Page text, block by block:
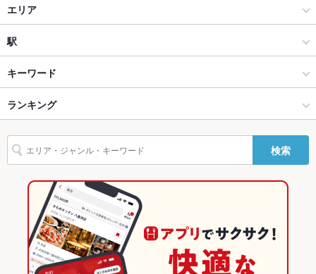
貸切
貸切可 ：8～60名様までOK！！ご要望などお気軽にお問い合わ
せください。
設備
Wi-Fi
バリアフリ
ー
駐車場
まれる際はお車でのお越しはご遠慮ください。
カラオケ設
あり
バンド演奏 可
TV・プロジ
ェクタ
あり
カラオケ・パーティ
パーティー
新宿 × カラオケ・パーティ
新宿 × パーティー
新宿駅 × カラオケ・パーティ
新宿駅 × パーティー
エリア
歌舞伎町
歌舞伎町 × カラオケ・パーティ
歌舞伎町 × パーティー
東京
東京 × カラオケ・パーティ
東京 × パーティー
駅
新宿駅
新宿西口駅
西武新宿駅
キーワード
からあげ
ランキング
東京のグルメランキング
東京のカラオケ・パーティランキング
東京のパーティーランキング
新宿のグルメランキング
新宿のカラオケ・パーティランキング
検索